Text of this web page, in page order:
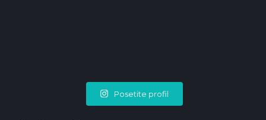
Posetite profil